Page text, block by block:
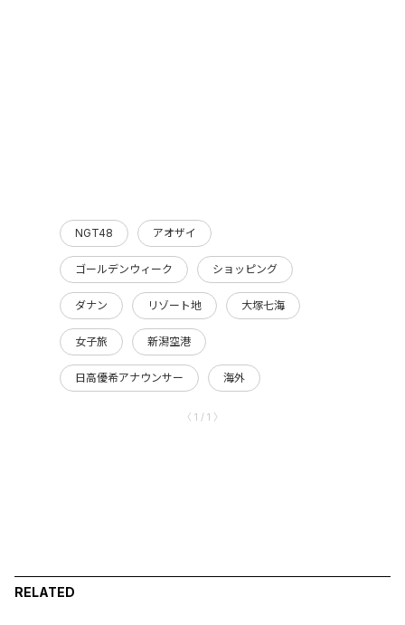
NGT48 アオザイ
ゴールデンウィーク ショッピング
ダナン リゾート地 大塚七海
女子旅 新潟空港
日高優希アナウンサー 海外
〈 1 / 1 〉
RELATED